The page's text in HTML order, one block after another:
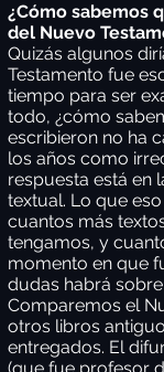
¿Cómo sabemos
del Nuevo
Quizás algunos
Testamento fue
tiempo para ser
todo, ¿cómo
escribieron no ha
los años como
respuesta está en
textual. Lo que
cuantos más
tengamos, y
momento en que
dudas habrá
Comparemos el
otros libros
entregados. El